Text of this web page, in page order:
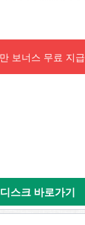
보너스 무료 지급
스크 바로가기